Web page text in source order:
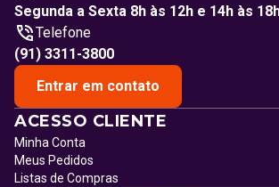
Segunda a Sexta 8h às 12h e 14h às
Telefone
(91) 3311-3800
Entrar em contato
ACESSO CLIENTE
Minha Conta
Meus Pedidos
Listas de Compras